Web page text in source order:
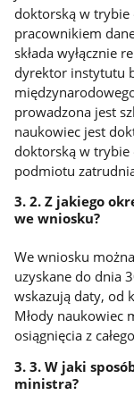
doktorską w trybie
pracownikiem
składa wyłącznie
dyrektor instytutu
prowadzona jest
naukowiec jest
doktorską w trybie
podmiotu
3. 2. Z jakiego
we wniosku?
We wniosku
uzyskane do dnia
wskazują daty, od
Młody naukowiec
osiągnięcia z
3. 3. W jaki
ministra?